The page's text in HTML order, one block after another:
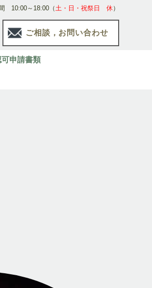
可申請書類
10:00～18:00（土・日・祝祭日 休）
ご相談，お問い合わせ